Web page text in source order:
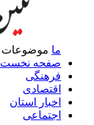
ما موضوعات
صفحه نخست
فرهنگی
اقتصادی
اخبار استان
اجتماعی